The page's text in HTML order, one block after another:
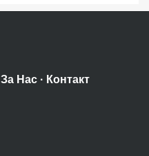
За Нас · Контакт